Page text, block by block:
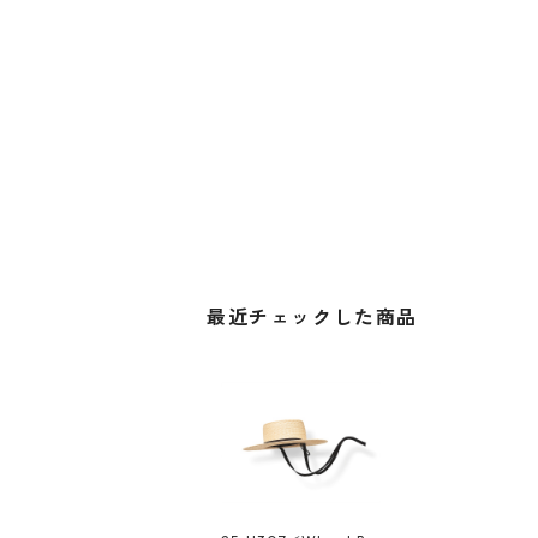
最近チェックした商品